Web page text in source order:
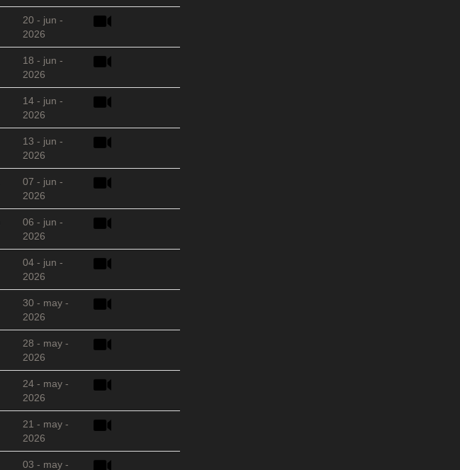
20 - jun -
2026
18 - jun -
2026
14 - jun -
2026
13 - jun -
2026
07 - jun -
2026
06 - jun -
2026
04 - jun -
2026
30 - may -
2026
28 - may -
2026
24 - may -
2026
21 - may -
2026
03 - may -